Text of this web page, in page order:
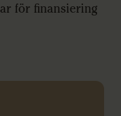
för finansiering